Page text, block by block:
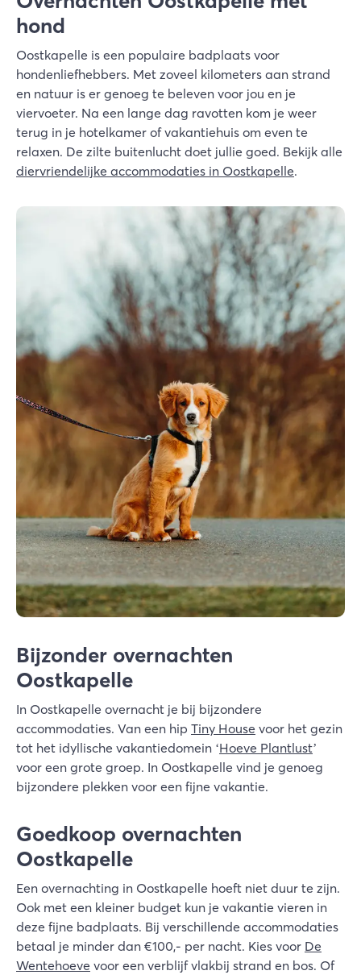
hond
Oostkapelle is een populaire badplaats voor
hondenliefhebbers. Met zoveel kilometers aan strand
en natuur is er genoeg te beleven voor jou en je
viervoeter. Na een lange dag ravotten kom je weer
terug in je hotelkamer of vakantiehuis om even te
relaxen. De zilte buitenlucht doet jullie goed. Bekijk alle
diervriendelijke accommodaties in Oostkapelle.
Bijzonder overnachten
Oostkapelle
In Oostkapelle overnacht je bij bijzondere
accommodaties. Van een hip Tiny House voor het gezin
tot het idyllische vakantiedomein ‘Hoeve Plantlust’
voor een grote groep. In Oostkapelle vind je genoeg
bijzondere plekken voor een fijne vakantie.
Goedkoop overnachten
Oostkapelle
Een overnachting in Oostkapelle hoeft niet duur te zijn.
Ook met een kleiner budget kun je vakantie vieren in
deze fijne badplaats. Bij verschillende accommodaties
betaal je minder dan €100,- per nacht. Kies voor De
Wentehoeve voor een verblijf vlakbij strand en bos. Of